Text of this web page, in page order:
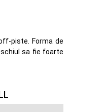
piste. Forma de
sa fie foarte